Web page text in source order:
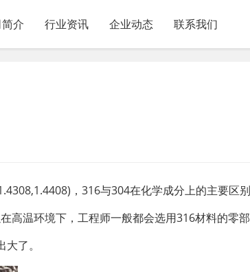
介 行业资讯 企业动态 联系我们
，316与304在化学成分上的主要区
高温环境下，工程师一般都会选用316材料的零
了。